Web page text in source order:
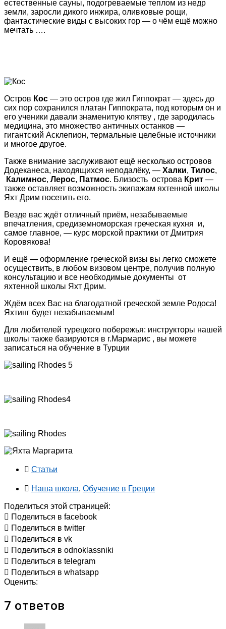
естественные сауны, подогреваемые теплом из недр
земли, заросли дикого инжира, оливковые рощи,
фантастические виды с высоких гор — о чём ещё можно
мечтать ….
Остров Кос — это остров где жил Гиппократ — здесь до
сих пор сохранился платан Гиппократа, под которым он и
его ученики давали знаменитую клятву , где зародилась
медицина, это множество античных останков —
гигантский Асклепион, термальные целебные источники
и многое другое.
Также внимание заслуживают ещё несколько островов
Додеканеса, находящихся неподалёку, — Халки, Тилос,
Калимнос, Лерос, Патмос. Близость острова Крит —
также оставляет возможность экипажам яхтенной школы
Яхт Дрим посетить его.
Везде вас ждёт отличный приём, незабываемые
впечатления, средиземноморская греческая кухня и,
самое главное, — курс морской практики от Дмитрия
Коровякова!
И ещё — оформление греческой визы вы легко сможете
осуществить, в любом визовом центре, получив полную
консультацию и все необходимые документы от
яхтенной школы Яхт Дрим.
Ждём всех Вас на благодатной греческой земле Родоса!
Яхтинг будет незабываемым!
Для любителей турецкого побережья: инструкторы нашей
школы также базируются в г.Мармарис , вы можете
записаться на обучение в Турции
Статьи
Наша школа, Обучение в Греции
Поделиться этой страницей:
Поделиться в facebook
Поделиться в twitter
Поделиться в vk
Поделиться в odnoklassniki
Поделиться в telegram
Поделиться в whatsapp
Оценить:
7 ответов